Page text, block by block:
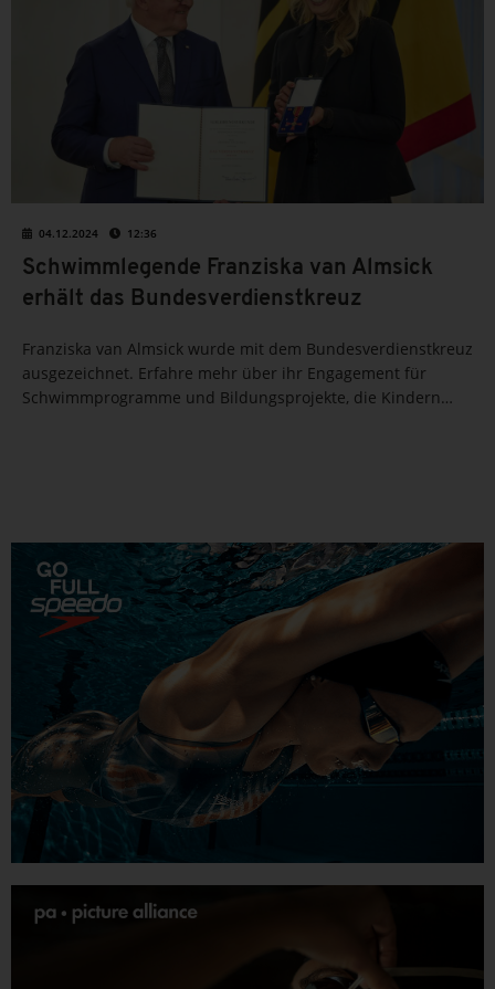
04.12.2024 12:36
Schwimmlegende Franziska van Almsick
erhält das Bundesverdienstkreuz
Franziska van Almsick wurde mit dem Bundesverdienstkreuz
ausgezeichnet. Erfahre mehr über ihr Engagement für
Schwimmprogramme und Bildungsprojekte, die Kindern